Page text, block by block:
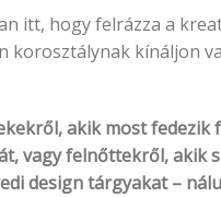
itt, hogy felrázza a
korosztálynak kínáljon
akik most fedezik
vagy felnőttekről, akik
design tárgyakat –